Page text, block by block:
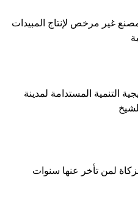
غير مرخص لإنتاج المبيدات
التنمية المستدامة لمدينة
لمن تأخر عنها سنوات